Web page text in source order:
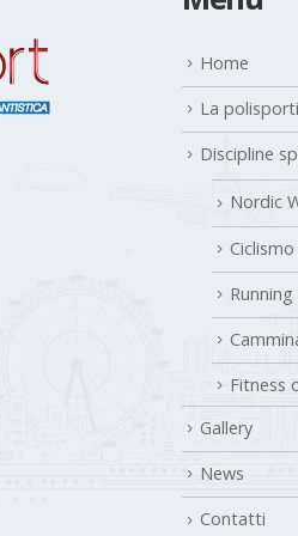
Home
La
Discipline
Nordic
Running
Fitness
Gallery
News
Contatti